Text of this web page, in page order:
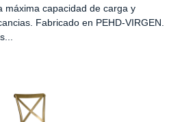
máxima capacidad de carga y
Fabricado en PEHD-VIRGEN.